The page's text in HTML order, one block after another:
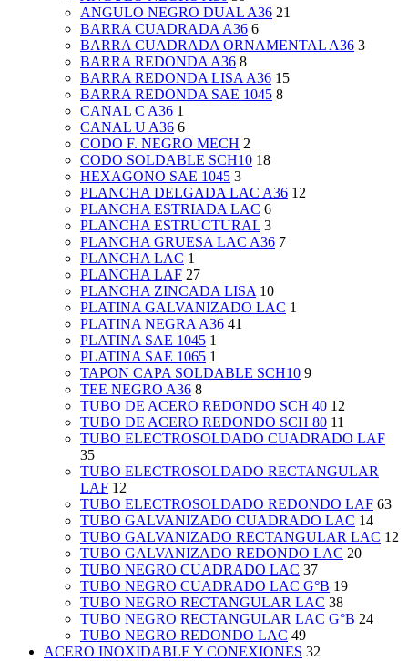
ANGULO NEGRO DUAL A36 21
BARRA CUADRADA A36 6
BARRA CUADRADA ORNAMENTAL A36 3
BARRA REDONDA A36 8
BARRA REDONDA LISA A36 15
BARRA REDONDA SAE 1045 8
CANAL C A36 1
CANAL U A36 6
CODO F. NEGRO MECH 2
CODO SOLDABLE SCH10 18
HEXAGONO SAE 1045 3
PLANCHA DELGADA LAC A36 12
PLANCHA ESTRIADA LAC 6
PLANCHA ESTRUCTURAL 3
PLANCHA GRUESA LAC A36 7
PLANCHA LAC 1
PLANCHA LAF 27
PLANCHA ZINCADA LISA 10
PLATINA GALVANIZADO LAC 1
PLATINA NEGRA A36 41
PLATINA SAE 1045 1
PLATINA SAE 1065 1
TAPON CAPA SOLDABLE SCH10 9
TEE NEGRO A36 8
TUBO DE ACERO REDONDO SCH 40 12
TUBO DE ACERO REDONDO SCH 80 11
TUBO ELECTROSOLDADO CUADRADO LAF
35
TUBO ELECTROSOLDADO RECTANGULAR
LAF 12
TUBO ELECTROSOLDADO REDONDO LAF 63
TUBO GALVANIZADO CUADRADO LAC 14
TUBO GALVANIZADO RECTANGULAR LAC 12
TUBO GALVANIZADO REDONDO LAC 20
TUBO NEGRO CUADRADO LAC 37
TUBO NEGRO CUADRADO LAC G°B 19
TUBO NEGRO RECTANGULAR LAC 38
TUBO NEGRO RECTANGULAR LAC G°B 24
TUBO NEGRO REDONDO LAC 49
ACERO INOXIDABLE Y CONEXIONES 32